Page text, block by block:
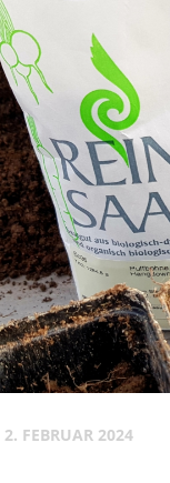
2. FEBRUAR 2024